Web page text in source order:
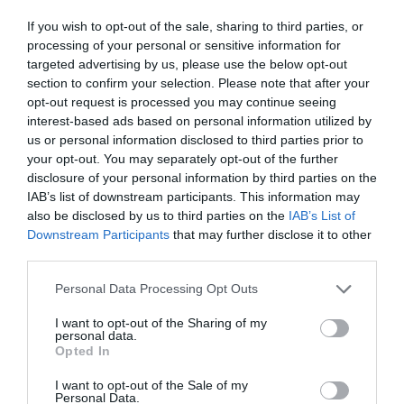
If you wish to opt-out of the sale, sharing to third parties, or
processing of your personal or sensitive information for
targeted advertising by us, please use the below opt-out
section to confirm your selection. Please note that after your
opt-out request is processed you may continue seeing
interest-based ads based on personal information utilized by
us or personal information disclosed to third parties prior to
your opt-out. You may separately opt-out of the further
disclosure of your personal information by third parties on the
IAB’s list of downstream participants. This information may
also be disclosed by us to third parties on the IAB’s List of
Downstream Participants that may further disclose it to other
Please note that this website/app uses one or more Google
not limited to your visit or usage behaviour. You may click to
grant or deny consent to Google and its third-party tags to
use your data for below specified purposes in below Google
consent section.
Personal Data Processing Opt Outs
I want to opt-out of the Sharing of my
personal data.
Opted In
I want to opt-out of the Sale of my
Personal Data.
Ne maradjon le a legfrissebb hírekről, kövessen
bennünket az EGRI ÜGYEK Google Hírek oldalán!
VISSZA A FŐOLDALRA
Legfrissebb híreink
ORBÁN EGYKORI VÍZÜGYI ÁLLAMTITKÁRA